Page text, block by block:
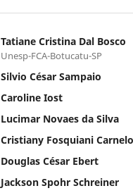
Tatiane Cristina Dal Bosco
Unesp-FCA-Botucatu-SP
Silvio César Sampaio
Caroline Iost
Lucimar Novaes da Silva
Cristiany Fosquiani
Douglas César Ebert
Jackson Spohr Schreiner